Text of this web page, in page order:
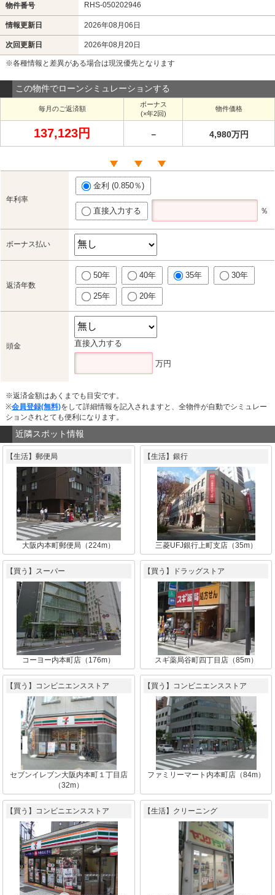
物件番号 RHS-050202946
情報更新日 2026年08月06日
次回更新日 2026年08月20日
※各種情報と差異がある場合は現況優先となります
この物件でローンシミュレーションする
毎月のご返済額
ボーナス
(×年2回)
物件価格
137,123円 － 4,980万円
年利率
金利 (0.850％)
直接入力する ％
ボーナス払い
返済年数
50年 40年 35年 30年
25年 20年
頭金 直接入力する
万円
※返済金額はあくまでも目安です。
※会員登録(無料)をして詳細情報を記入されますと、全物件が自動でシミュレー
ションされとても便利になります。
近隣スポット情報
【生活】郵便局
大阪内本町郵便局（224m）
【生活】銀行
三菱UFJ銀行上町支店（35m）
【買う】スーパー
コーヨー内本町店（176m）
【買う】ドラッグストア
スギ薬局谷町四丁目店（85m）
【買う】コンビニエンスストア
セブンイレブン大阪内本町１丁目店
（32m）
【買う】コンビニエンスストア
ファミリーマート内本町店（84m）
【買う】コンビニエンスストア 【生活】クリーニング